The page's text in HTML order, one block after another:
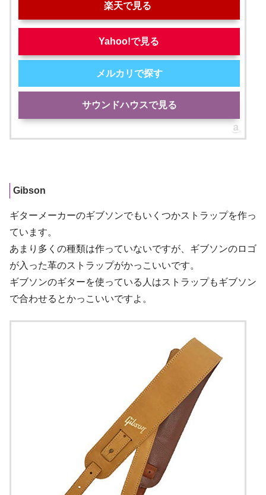
楽天で見る
Yahoo!で見る
メルカリで探す
サウンドハウスで見る
Gibson
ギターメーカーのギブソンでもいくつかストラップを作っ
ています。
あまり多くの種類は作っていないですが、ギブソンのロゴ
が入った革のストラップがかっこいいです。
ギブソンのギターを使っている人はストラップもギブソン
で合わせるとかっこいいですよ。